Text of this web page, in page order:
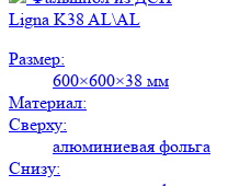
Ligna K38 AL\AL
Размер:
600×600×38 мм
Материал:
Сверху:
алюминиевая фольга
Снизу: